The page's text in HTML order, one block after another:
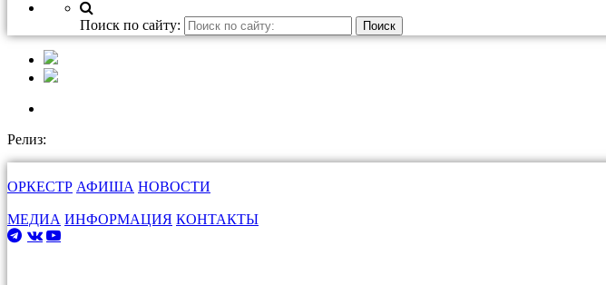
Поиск по сайту:
Релиз:
ОРКЕСТР АФИША НОВОСТИ
МЕДИА ИНФОРМАЦИЯ КОНТАКТЫ